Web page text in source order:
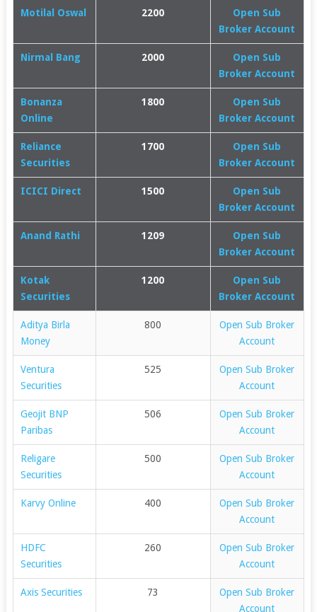
Motilal Oswal 2200
Open Sub
Broker Account
Nirmal Bang 2000
Open Sub
Broker Account
Bonanza
Online
1800
Open Sub
Broker Account
Reliance
Securities
1700
Open Sub
Broker Account
ICICI Direct 1500
Open Sub
Broker Account
Anand Rathi 1209
Open Sub
Broker Account
Kotak
Securities
1200
Open Sub
Broker Account
Aditya Birla
Money
800
Open Sub Broker
Account
Ventura
Securities
525
Open Sub Broker
Account
Geojit BNP
Paribas
506
Open Sub Broker
Account
Religare
Securities
500
Open Sub Broker
Account
Karvy Online 400
Open Sub Broker
Account
HDFC
Securities
260
Open Sub Broker
Account
Axis Securities 73
Open Sub Broker
Account